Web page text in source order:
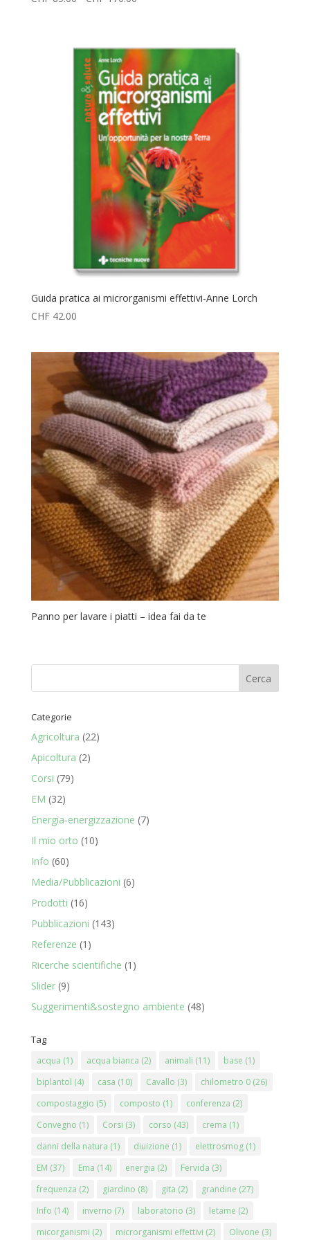
da
a
CHF 170.00
Guida pratica ai microrganismi effettivi-Anne Lorch
CHF42.00
Panno per lavare i piatti – idea fai da te
Categorie
Agricoltura (22)
Apicoltura (2)
Corsi (79)
EM (32)
Energia-energizzazione (7)
Il mio orto (10)
Info (60)
Media/Pubblicazioni (6)
Prodotti (16)
Pubblicazioni (143)
Referenze (1)
Ricerche scientifiche (1)
Slider(9)
Suggerimenti&sostegno ambiente (48)
Tag
acqua (1) acqua bianca (2) animali (11) base (1)
biplantol (4) casa (10) Cavallo (3) chilometro 0(26)
compostaggio (5) composto (1) conferenza (2)
Convegno (1) Corsi (3) corso (43) crema (1)
danni della natura (1) diuizione (1) elettrosmog(1)
EM (37) Ema (14) energia (2) Fervida (3)
frequenza (2) giardino (8) gita (2) grandine (27)
Info (14) inverno (7) laboratorio (3) letame (2)
micorganismi (2) microrganismi effettivi (2) Olivone (3)